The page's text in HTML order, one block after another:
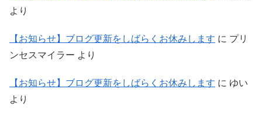
より
【お知らせ】ブログ更新をしばらくお休みします に プリ
ンセスマイラー より
【お知らせ】ブログ更新をしばらくお休みします に ゆい
より